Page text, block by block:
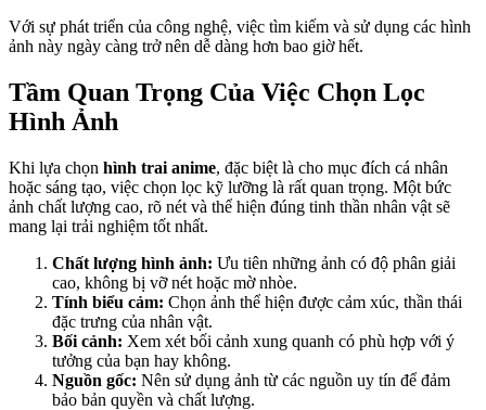
Với sự phát triển của công nghệ, việc tìm kiếm và sử dụng các hình
ảnh này ngày càng trở nên dễ dàng hơn bao giờ hết.
Tầm Quan Trọng Của Việc Chọn Lọc
Hình Ảnh
Khi lựa chọn hình trai anime, đặc biệt là cho mục đích cá nhân
hoặc sáng tạo, việc chọn lọc kỹ lưỡng là rất quan trọng. Một bức
ảnh chất lượng cao, rõ nét và thể hiện đúng tinh thần nhân vật sẽ
mang lại trải nghiệm tốt nhất.
Chất lượng hình ảnh: Ưu tiên những ảnh có độ phân giải
cao, không bị vỡ nét hoặc mờ nhòe.
Tính biểu cảm: Chọn ảnh thể hiện được cảm xúc, thần thái
đặc trưng của nhân vật.
Bối cảnh: Xem xét bối cảnh xung quanh có phù hợp với ý
tưởng của bạn hay không.
Nguồn gốc: Nên sử dụng ảnh từ các nguồn uy tín để đảm
bảo bản quyền và chất lượng.